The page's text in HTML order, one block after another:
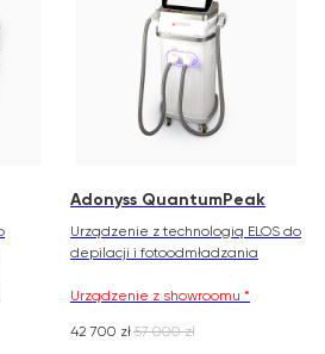
Adonyss QuantumPeak
Urządzenie z technologią ELOS do
depilacji i fotoodmładzania
Urządzenie z showroomu *
42 700 zł 57 000 zł
prawa zastrzeżone
iż z dniem
Sp. z o.o. będzie
faktury wyłącznie w
pośrednictwem